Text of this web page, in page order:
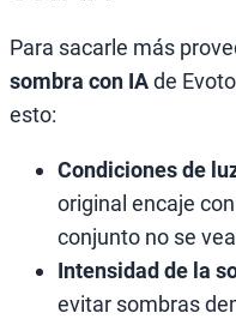
Para sacarle más
sombra con IAde
esto:
Condiciones de
original encaje
conjunto no se
Intensidad de la
evitar sombras